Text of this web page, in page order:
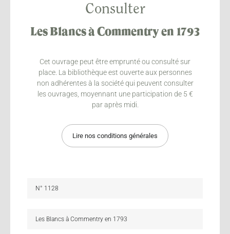
Consulter
Les Blancs à Commentry en 1793
Cet ouvrage peut être emprunté ou consulté sur
place. La bibliothèque est ouverte aux personnes
non adhérentes à la société qui peuvent consulter
les ouvrages, moyennant une participation de 5 €
par après midi.
Lire nos conditions générales